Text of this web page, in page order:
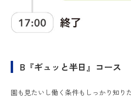
B『ギュッと半日』コース
園も見たいし働く条件もしっかり知り